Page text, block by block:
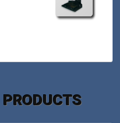
PRODUCTS